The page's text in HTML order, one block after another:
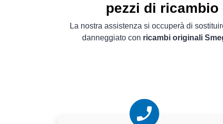
pezzi di
La nostra assistenza si occuperà di
danneggiato con ricambi originali